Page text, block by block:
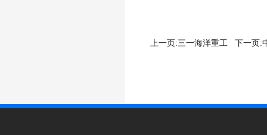
上一页:三一海洋重工 下一页: